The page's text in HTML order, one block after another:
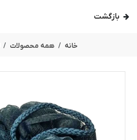
بازگشت
خانه همه محصولات